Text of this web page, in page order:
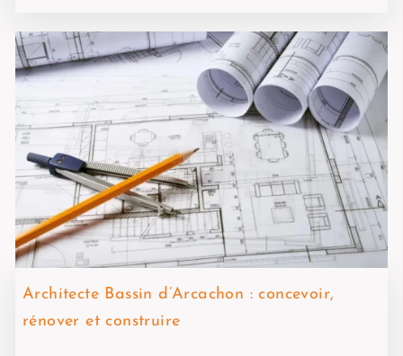
Architecte Bassin d’Arcachon : concevoir,
rénover et construire